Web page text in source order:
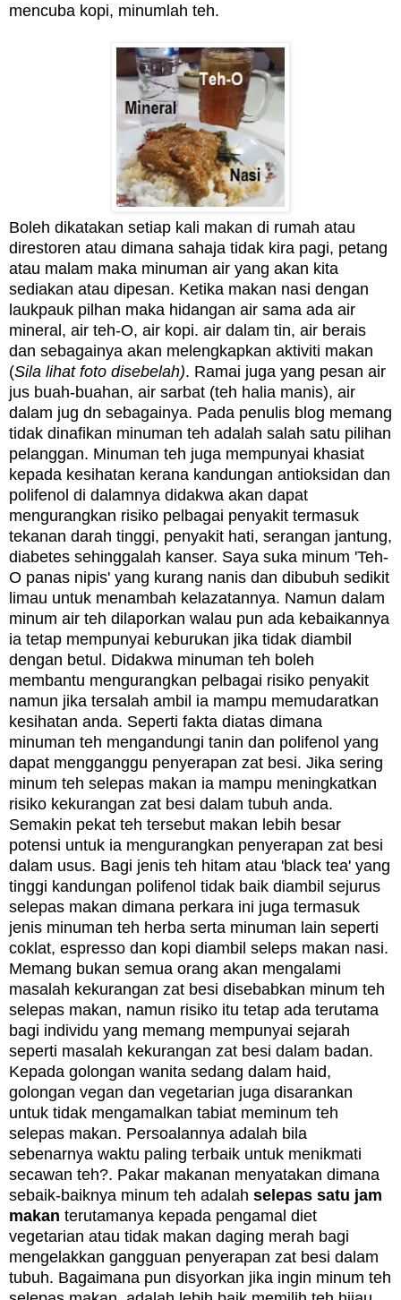
mencuba kopi, minumlah teh.
Boleh dikatakan setiap kali makan di rumah atau
direstoren atau dimana sahaja tidak kira pagi, petang
atau malam maka minuman air yang akan kita
sediakan atau dipesan. Ketika makan nasi dengan
laukpauk pilhan maka hidangan air sama ada air
mineral, air teh-O, air kopi. air dalam tin, air berais
dan sebagainya akan melengkapkan aktiviti makan
(Sila lihat foto disebelah). Ramai juga yang pesan air
jus buah-buahan, air sarbat (teh halia manis), air
dalam jug dn sebagainya. Pada penulis blog memang
tidak dinafikan minuman teh adalah salah satu pilihan
pelanggan. Minuman teh juga mempunyai khasiat
kepada kesihatan kerana kandungan antioksidan dan
polifenol di dalamnya didakwa akan dapat
mengurangkan risiko pelbagai penyakit termasuk
tekanan darah tinggi, penyakit hati, serangan jantung,
diabetes sehinggalah kanser. Saya suka minum 'Teh-
O panas nipis' yang kurang nanis dan dibubuh sedikit
limau untuk menambah kelazatannya. Namun dalam
minum air teh dilaporkan walau pun ada kebaikannya
ia tetap mempunyai keburukan jika tidak diambil
dengan betul. Didakwa minuman teh boleh
membantu mengurangkan pelbagai risiko penyakit
namun jika tersalah ambil ia mampu memudaratkan
kesihatan anda. Seperti fakta diatas dimana
minuman teh mengandungi tanin dan polifenol yang
dapat mengganggu penyerapan zat besi. Jika sering
minum teh selepas makan ia mampu meningkatkan
risiko kekurangan zat besi dalam tubuh anda.
Semakin pekat teh tersebut makan lebih besar
potensi untuk ia mengurangkan penyerapan zat besi
dalam usus. Bagi jenis teh hitam atau 'black tea' yang
tinggi kandungan polifenol tidak baik diambil sejurus
selepas makan dimana perkara ini juga termasuk
jenis minuman teh herba serta minuman lain seperti
coklat, espresso dan kopi diambil seleps makan nasi.
Memang bukan semua orang akan mengalami
masalah kekurangan zat besi disebabkan minum teh
selepas makan, namun risiko itu tetap ada terutama
bagi individu yang memang mempunyai sejarah
seperti masalah kekurangan zat besi dalam badan.
Kepada golongan wanita sedang dalam haid,
golongan vegan dan vegetarian juga disarankan
untuk tidak mengamalkan tabiat meminum teh
selepas makan. Persoalannya adalah bila
sebenarnya waktu paling terbaik untuk menikmati
secawan teh?. Pakar makanan menyatakan dimana
sebaik-baiknya minum teh adalah selepas satu jam
makan terutamanya kepada pengamal diet
vegetarian atau tidak makan daging merah bagi
mengelakkan gangguan penyerapan zat besi dalam
tubuh. Bagaimana pun disyorkan jika ingin minum teh